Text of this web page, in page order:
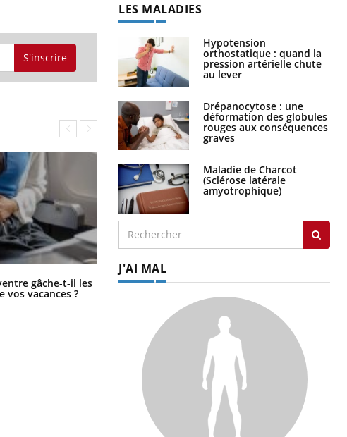
S'inscrire
gâche-t-il les
vos vacances ?
Fortes chaleurs : pourquoi le risque
LES MALADIES
Hypotension
orthostatique : quand la
pression artérielle chute
au lever
Drépanocytose : une
déformation des globules
rouges aux conséquences
graves
Maladie de Charcot
(Sclérose latérale
amyotrophique)
J'AI MAL